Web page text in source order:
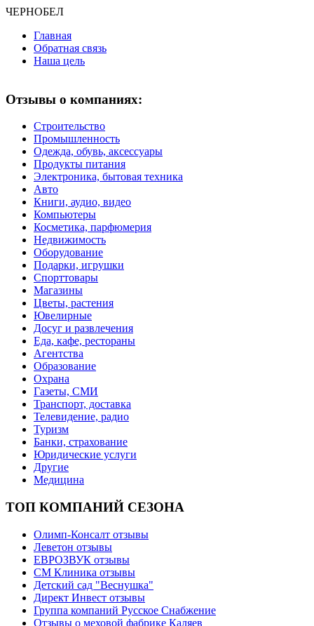
ЧЕРНОБЕЛ
Главная
Обратная связь
Наша цель
Отзывы о компаниях:
Строительство
Промышленность
Одежда, обувь, аксессуары
Продукты питания
Электроника, бытовая техника
Авто
Книги, аудио, видео
Компьютеры
Косметика, парфюмерия
Недвижимость
Оборудование
Подарки, игрушки
Спорттовары
Магазины
Цветы, растения
Ювелирные
Досуг и развлечения
Еда, кафе, рестораны
Агентства
Образование
Охрана
Газеты, СМИ
Транспорт, доставка
Телевидение, радио
Туризм
Банки, страхование
Юридические услуги
Другие
Медицина
ТОП КОМПАНИЙ СЕЗОНА
Олимп-Консалт отзывы
Леветон отзывы
ЕВРОЗВУК отзывы
СМ Клиника отзывы
Детский сад "Веснушка"
Директ Инвест отзывы
Группа компаний Русское Снабжение
Отзывы о меховой фабрике Каляев